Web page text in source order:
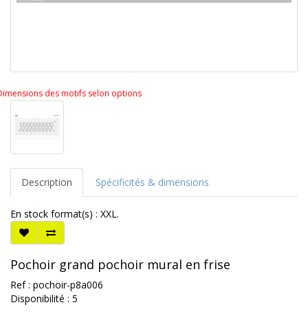
des motifs selon options
Description Spécificités & dimensions
En stock format(s) : XXL.
Pochoir grand pochoir mural en frise
Ref : pochoir-p8a006
Disponibilité : 5